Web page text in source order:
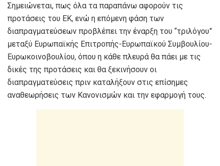
Σημειώνεται, πως όλα τα παραπάνω αφορούν τις
προτάσεις του ΕΚ, ενώ η επόμενη φάση των
διαπραγματεύσεων προβλέπει την έναρξη του “τριλόγου”
μεταξύ Ευρωπαϊκής Επιτροπής-Ευρωπαϊκού Συμβουλίου-
Ευρωκοινοβουλίου, όπου η κάθε πλευρά θα πάει με τις
δικές της προτάσεις και θα ξεκινήσουν οι
διαπραγματεύσεις πριν καταλήξουν στις επίσημες
αναθεωρήσεις των Κανονισμών και την εφαρμογή τους.